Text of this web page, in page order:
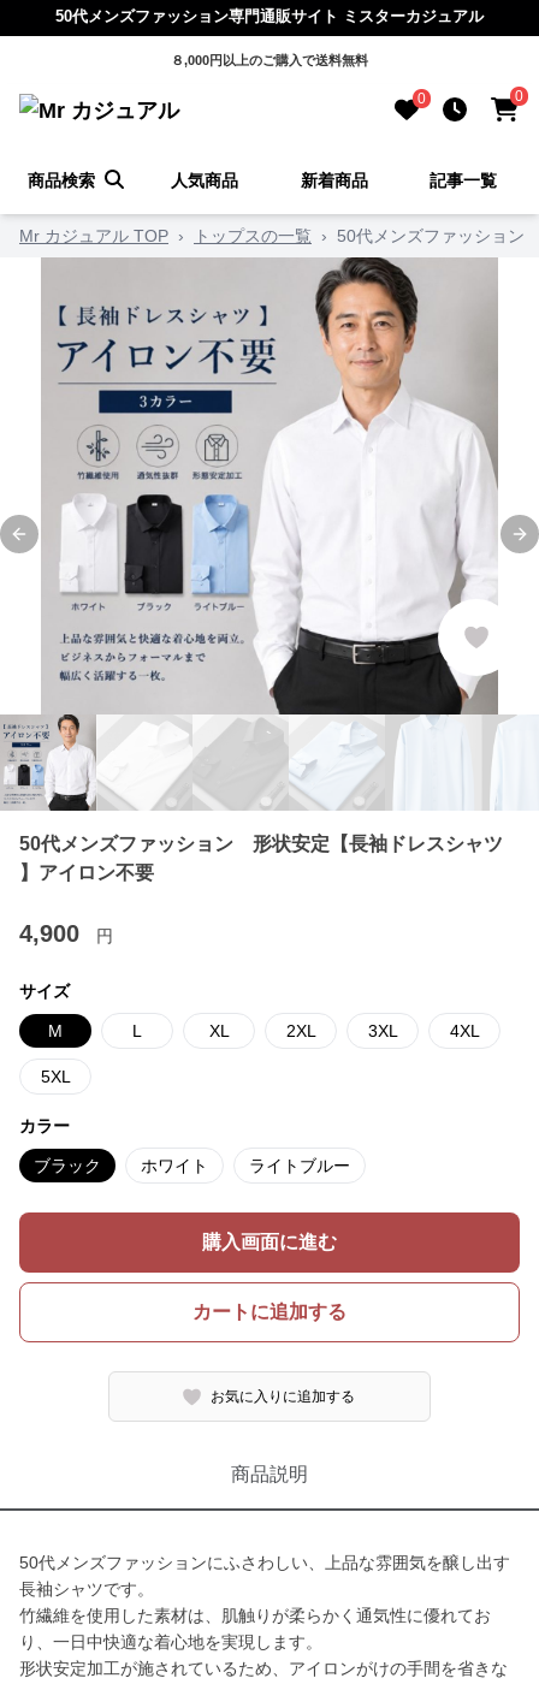
50代メンズファッション専門通販サイト ミスターカジュアル
８,000円以上のご購入で送料無料
0 0
商品検索 人気商品 新着商品 記事一覧
Mr カジュアル TOP › トップスの一覧 › 50代メンズファッション
Previous slide
50代メンズファッション 形状安定【長袖ドレスシャツ
】アイロン不要
4,900 円
サイズ
M L XL 2XL 3XL 4XL
5XL
カラー
ブラック ホワイト ライトブルー
購入画面に進む
カートに追加する
お気に入りに追加する
商品説明
50代メンズファッションにふさわしい、上品な雰囲気を醸し出す
長袖シャツです。
竹繊維を使用した素材は、肌触りが柔らかく通気性に優れてお
り、一日中快適な着心地を実現します。
形状安定加工が施されているため、アイロンがけの手間を省きな